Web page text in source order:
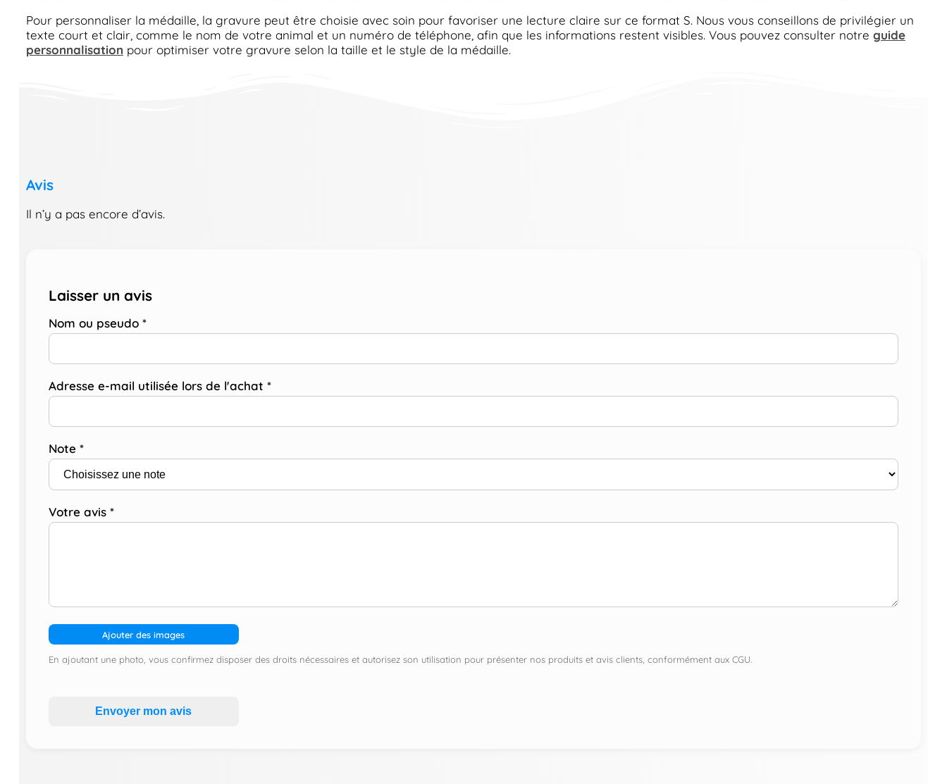
Pour personnaliser la médaille, la gravure peut être choisie avec soin pour favoriser une lecture claire sur ce format S. Nous vous conseillons de privilégier un
texte court et clair, comme le nom de votre animal et un numéro de téléphone, afin que les informations restent visibles. Vous pouvez consulter notre guide
personnalisation pour optimiser votre gravure selon la taille et le style de la médaille.
Avis
Il n’y a pas encore d’avis.
Laisser un avis
Nom ou pseudo *
Adresse e-mail utilisée lors de l'achat *
Note *
Votre avis *
Ajouter des images
En ajoutant une photo, vous confirmez disposer des droits nécessaires et autorisez son utilisation pour présenter nos produits et avis clients, conformément aux CGU.
Envoyer mon avis